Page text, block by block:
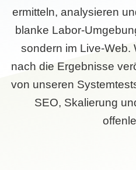
ermitteln, analysieren
blanke Labor-
sondern im Live-Web.
nach die Ergebnisse
von unseren
SEO, Skalierung